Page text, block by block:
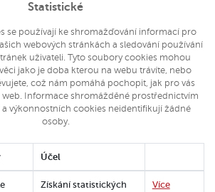
Statistické
se používají ke shromažďování informací pro
webových stránkách a sledování používání
uživateli. Tyto soubory cookies mohou
jako je doba kterou na webu trávíte, nebo
což nám pomáhá pochopit, jak pro vás
web. Informace shromážděné prostřednictvím
výkonnostních cookies neidentifikují žádné
osoby.
Účel
Získání statistických
Více